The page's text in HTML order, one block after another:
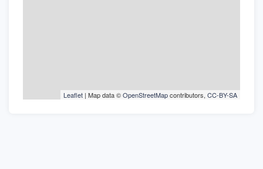
Leaflet | Map data ©OpenStreetMapcontributors, CC-BY-SA